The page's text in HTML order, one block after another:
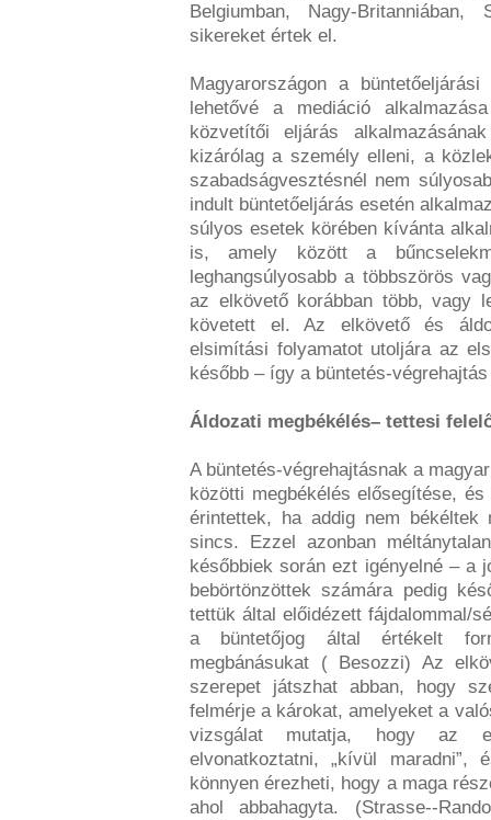
Belgiumban, Nagy-Britanniában,
sikereket értek el.
Magyarországon a
lehetővé a mediáció
közvetítői eljárás
kizárólag a személy elleni, a
szabadságvesztésnél nem
indult büntetőeljárás esetén
súlyos esetek körében kívánta
is, amely között a
leghangsúlyosabb a többszörös
az elkövető korábban több, vagy
követett el. Az elkövető és
elsimítási folyamatot utoljára az
később – így a büntetés-
Áldozati megbékélés– tettesi
A büntetés-végrehajtásnak a
közötti megbékélés elősegítése,
érintettek, ha addig nem békéltek
sincs. Ezzel azonban
későbbiek során ezt igényelné – a
bebörtönzöttek számára pedig
tettük által előidézett fájdalommal/
a büntetőjog által értékelt
megbánásukat ( Besozzi) Az
szerepet játszhat abban, hogy
felmérje a károkat, amelyeket a
vizsgálat mutatja, hogy az
elvonatkoztatni, „kívül maradni”,
könnyen érezheti, hogy a maga
ahol abbahagyta. (Strasse--